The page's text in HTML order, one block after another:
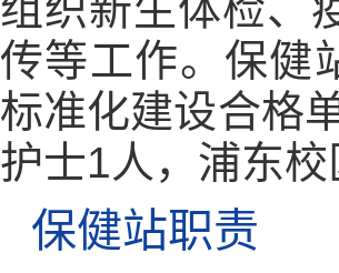
传等工作。保健
标准化建设合格
护士1人，浦东
保健站职责